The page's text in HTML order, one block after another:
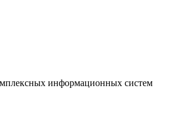
информационных систем